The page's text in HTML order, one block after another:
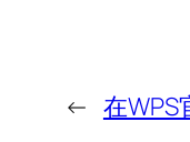
← 在WPS